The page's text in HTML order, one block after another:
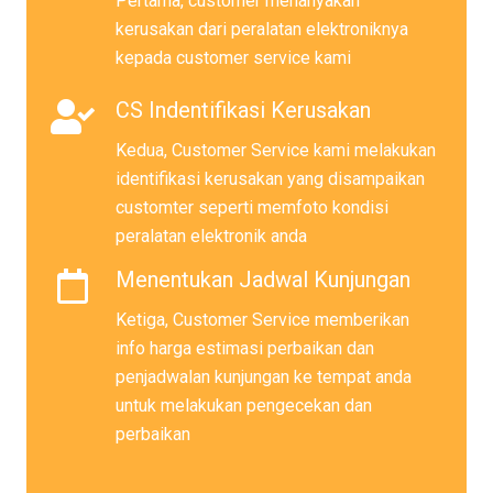
kerusakan dari peralatan elektroniknya
kepada customer service kami
CS Indentifikasi Kerusakan
Kedua, Customer Service kami melakukan
identifikasi kerusakan yang disampaikan
customter seperti memfoto kondisi
peralatan elektronik anda
Menentukan Jadwal Kunjungan
Ketiga, Customer Service memberikan
info harga estimasi perbaikan dan
penjadwalan kunjungan ke tempat anda
untuk melakukan pengecekan dan
perbaikan